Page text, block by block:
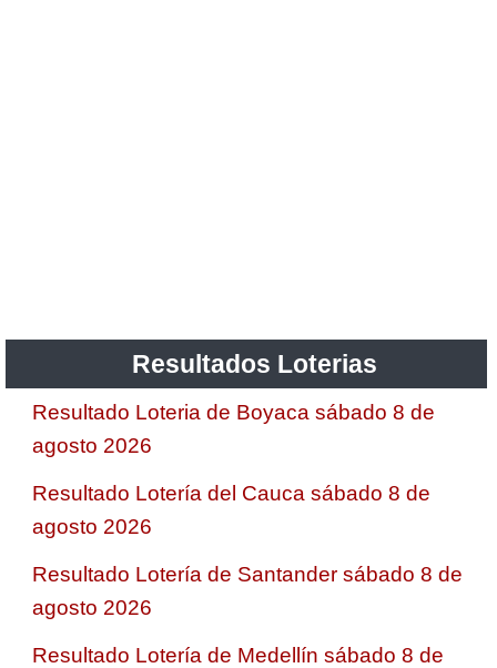
Resultados Loterias
Resultado Loteria de Boyaca sábado 8 de
agosto 2026
Resultado Lotería del Cauca sábado 8 de
agosto 2026
Resultado Lotería de Santander sábado 8 de
agosto 2026
Resultado Lotería de Medellín sábado 8 de